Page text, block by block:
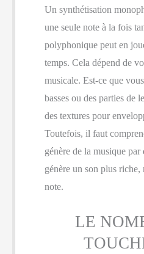
Un synthétisation
une seule note à la fois
polyphonique peut en
temps. Cela dépend de
musicale. Est-ce que
basses ou des parties de
des textures pour
Toutefois, il faut
génère de la musique par
génère un son plus riche,
note.
LE